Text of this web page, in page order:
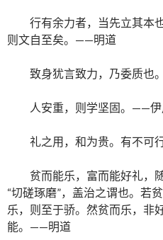
行有余力者，当先立其本
则文自至矣。——明道
致身犹言致力，乃委质也
人安重，则学坚固。——伊
礼之用，和为贵。有不可
贫而能乐，富而能好礼，
“切磋琢磨”，盖治之谓也。若
乐，则至于骄。然贫而乐，非
能。——明道